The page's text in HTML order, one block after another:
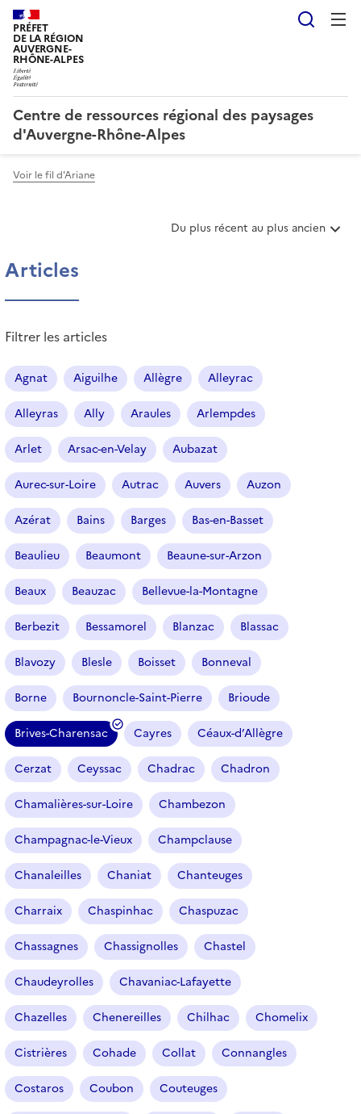
PRÉFET
DE LA RÉGION
AUVERGNE-
RHÔNE-ALPES
Centre de ressources régional des paysages
d'Auvergne-Rhône-Alpes
Voir le fil d'Ariane
T
t
i
c
l
e
Du plus récent au plus ancien
Articles
Filtrer les articles
Agnat Aiguilhe Allègre Alleyrac
Alleyras Ally Araules Arlempdes
Arlet Arsac-en-Velay Aubazat
Aurec-sur-Loire Autrac Auvers Auzon
Azérat Bains Barges Bas-en-Basset
Beaulieu Beaumont Beaune-sur-Arzon
Beaux Beauzac Bellevue-la-Montagne
Berbezit Bessamorel Blanzac Blassac
Blavozy Blesle Boisset Bonneval
Borne Bournoncle-Saint-Pierre Brioude
Brives-Charensac
(
f
l
t
r
e
s
é
l
e
c
t
i
o
n
n
é
)
Cayres Céaux-d’Allègre
Cerzat Ceyssac Chadrac Chadron
Chamalières-sur-Loire Chambezon
Champagnac-le-Vieux Champclause
Chanaleilles Chaniat Chanteuges
Charraix Chaspinhac Chaspuzac
Chassagnes Chassignolles Chastel
Chaudeyrolles Chavaniac-Lafayette
Chazelles Chenereilles Chilhac Chomelix
Cistrières Cohade Collat Connangles
Costaros Coubon Couteuges